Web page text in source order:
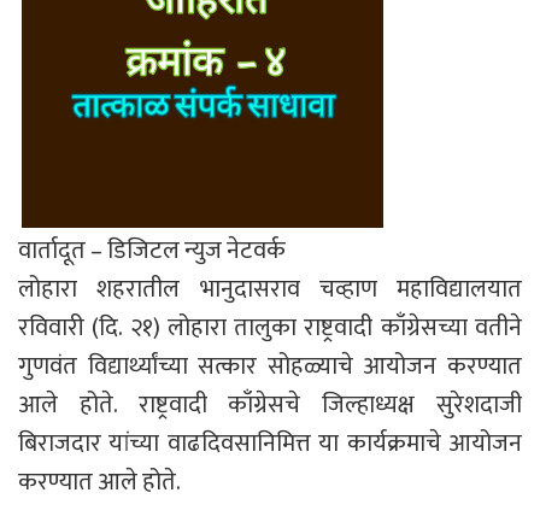
वार्तादूत – डिजिटल न्युज नेटवर्क
लोहारा शहरातील भानुदासराव चव्हाण महाविद्यालयात
रविवारी (दि. २१) लोहारा तालुका राष्ट्रवादी काँग्रेसच्या वतीने
गुणवंत विद्यार्थ्यांच्या सत्कार सोहळ्याचे आयोजन करण्यात
आले होते. राष्ट्रवादी काँग्रेसचे जिल्हाध्यक्ष सुरेशदाजी
बिराजदार यांच्या वाढदिवसानिमित्त या कार्यक्रमाचे आयोजन
करण्यात आले होते.